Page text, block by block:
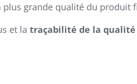
plus grande qualité du produit
et la traçabilité de la qualité